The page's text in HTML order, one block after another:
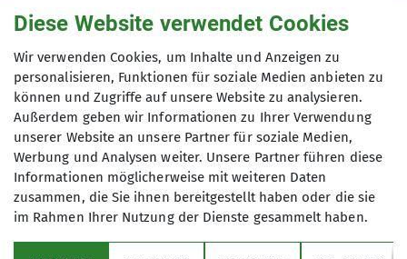
Preis
Sektion Schwaben & DAV Mitglieder 80,00 Euro
Nichtmitglieder 100,00 Euro
Der Eintritt in die Kletterhalle ist in den
Kurskosten NICHT enthalten.
Maximale Teilnehmeranzahl
6
Diese Website verwendet Cookies
Wir verwenden Cookies, um Inhalte und Anzeigen zu
personalisieren, Funktionen für soziale Medien anbieten zu
können und Zugriffe auf unsere Website zu analysieren.
Außerdem geben wir Informationen zu Ihrer Verwendung
unserer Website an unsere Partner für soziale Medien,
Werbung und Analysen weiter. Unsere Partner führen diese
Informationen möglicherweise mit weiteren Daten
zusammen, die Sie ihnen bereitgestellt haben oder die sie
im Rahmen Ihrer Nutzung der Dienste gesammelt haben.